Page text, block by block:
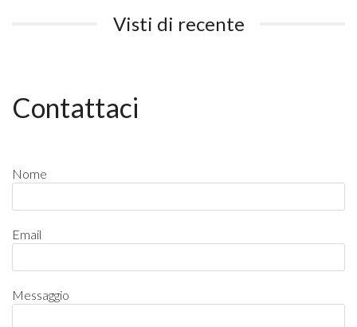
Visti di recente
Contattaci
Nome
Email
Messaggio